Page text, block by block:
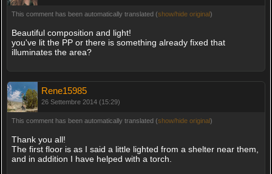
This comment has been automatically translated (show/hide original)
Beautiful composition and light!
you've lit the PP or there is something already fixed that
illuminates the area?
Rene15985
26 Settembre 2014 (15:29)
This comment has been automatically translated (show/hide original)
Thank you all!
The first floor is as I said a little lighted from a shelter near them,
and in addition I have helped with a torch.